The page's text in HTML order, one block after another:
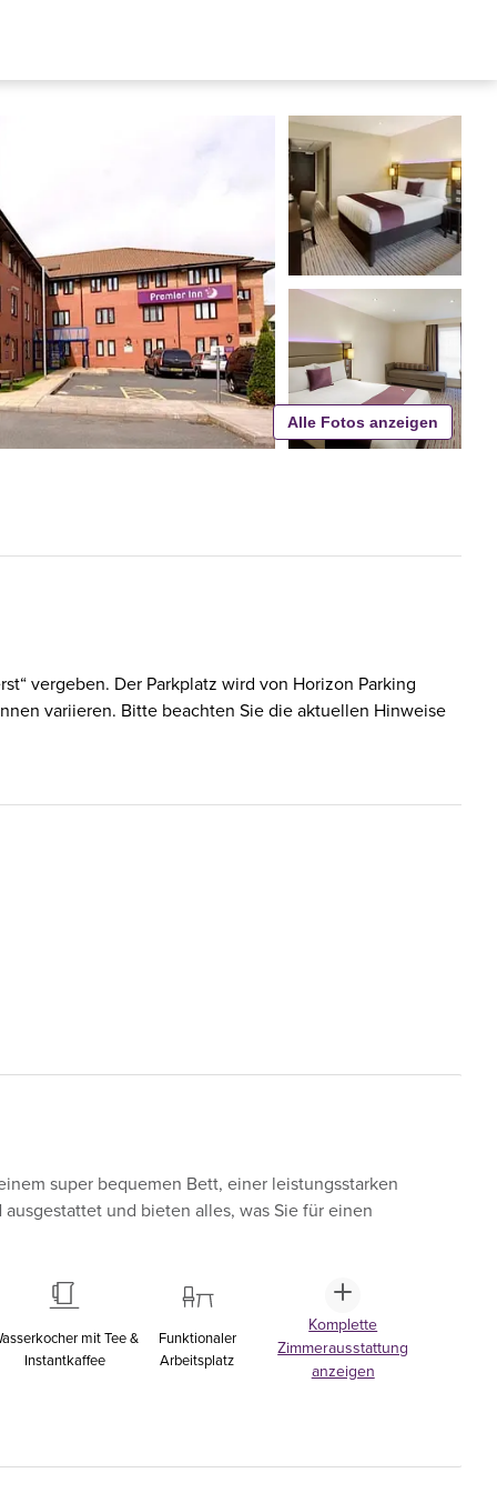
Alle Fotos anzeigen
vergeben. Der Parkplatz wird von Horizon Parking
variieren. Bitte beachten Sie die aktuellen Hinweise
super bequemen Bett, einer leistungsstarken
und bieten alles, was Sie für einen
mit Tee &
Instantkaffee
Funktionaler
Arbeitsplatz
Komplette
Zimmerausstattung
anzeigen